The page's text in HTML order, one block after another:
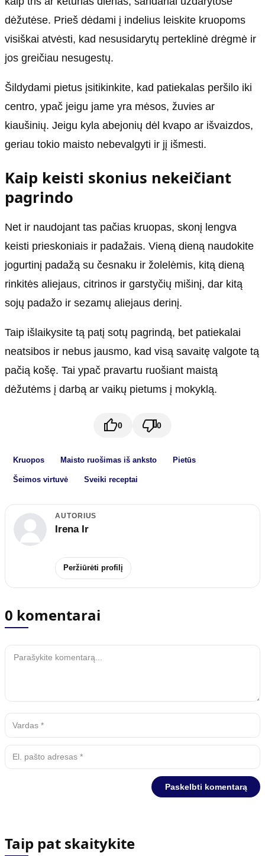
dėžutėse. Prieš dėdami į indelius leiskite kruopoms
visiškai atvėsti, kad nesusidarytų perteklinė drėgmė ir
jos greičiau nesugestų.
Šildydami pietus įsitikinkite, kad patiekalas peršilo iki
centro, ypač jeigu jame yra mėsos, žuvies ar
kiaušinių. Jeigu kyla abejonių dėl kvapo ar išvaizdos,
geriau tokio maisto nebevalgyti ir jį išmesti.
Kaip keisti skonius nekeičiant
pagrindo
Net ir naudojant tas pačias kruopas, skonį lengva
keisti prieskoniais ir padažais. Vieną dieną naudokite
jogurtinį padažą su česnaku ir žolelėmis, kitą dieną
rinkitės aliejaus, citrinos ir garstyčių mišinį, dar kitą
sojų padažo ir sezamų aliejaus derinį.
Taip išlaikysite tą patį sotų pagrindą, bet patiekalai
neatsibos ir nebus jausmo, kad visą savaitę valgote tą
pačią košę. Tai ypač pravartu ruošiant maistą
dėžutėms į darbą ar vaikų pietums į mokyklą.
0 0
Kruopos Maisto ruošimas iš anksto Pietūs
Šeimos virtuvė Sveiki receptai
AUTORIUS
Irena Ir
Peržiūrėti profilį
0 komentarai
Taip pat skaitykite